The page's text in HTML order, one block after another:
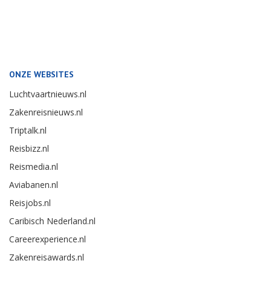
ONZE WEBSITES
Luchtvaartnieuws.nl
Zakenreisnieuws.nl
Triptalk.nl
Reisbizz.nl
Reismedia.nl
Aviabanen.nl
Reisjobs.nl
Caribisch Nederland.nl
Careerexperience.nl
Zakenreisawards.nl